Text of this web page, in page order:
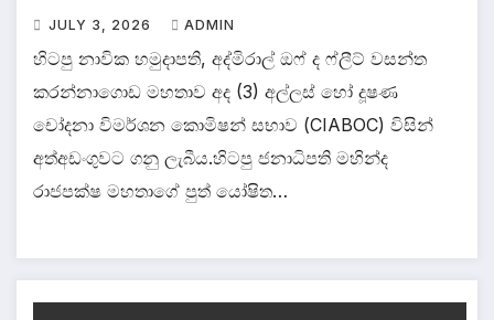
JULY 3, 2026 ADMIN
හිටපු නාවික හමුදාපති, අද්මිරාල් ඔෆ් ද ෆ්ලීට් වසන්ත
කරන්නාගොඩ මහතාව අද (3) අල්ලස් හෝ දූෂණ
චෝදනා විමර්ශන කොමිෂන් සභාව (CIABOC) විසින්
අත්අඩංගුවට ගනු ලැබීය.හිටපු ජනාධිපති මහින්ද
රාජපක්ෂ මහතාගේ පුත් යෝෂිත…